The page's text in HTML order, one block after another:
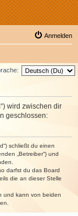
Anmelden
wird zwischen dir
geschlossen:
schließt du einen
„Betreiber“) und
darfst du das Board
die an dieser Stelle
und kann von beiden